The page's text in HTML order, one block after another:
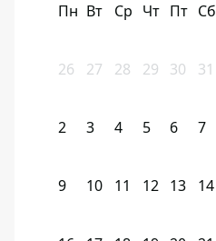
Пн Вт Ср Чт Пт Сб
26 27 28 29 30 31
2 3 4 5 6 7
9 10 11 12 13 14